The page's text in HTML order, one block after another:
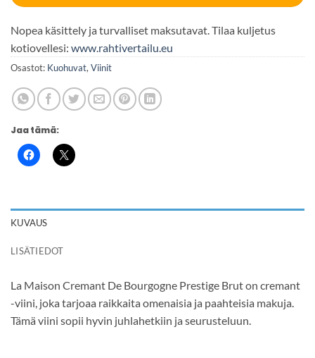
Nopea käsittely ja turvalliset maksutavat. Tilaa kuljetus
kotiovellesi: www.rahtivertailu.eu
Osastot: Kuohuvat,Viinit
Jaa tämä:
KUVAUS
LISÄTIEDOT
La Maison Cremant De Bourgogne Prestige Brut on cremant
-viini, joka tarjoaa raikkaita omenaisia ja paahteisia makuja.
Tämä viini sopii hyvin juhlahetkiin ja seurusteluun.